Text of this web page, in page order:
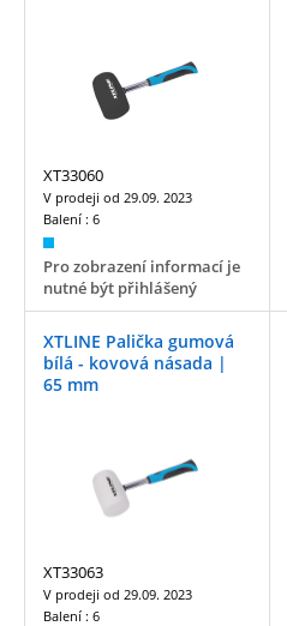
XT33060
V prodeji od 29.09. 2023
Balení : 6
Pro zobrazení informací je
nutné být přihlášený
XTLINE Palička gumová
bílá - kovová násada |
65 mm
XT33063
V prodeji od 29.09. 2023
Balení : 6